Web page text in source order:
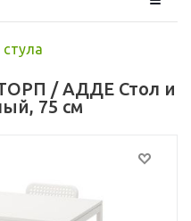
/ АДДЕ Стол и
75 см